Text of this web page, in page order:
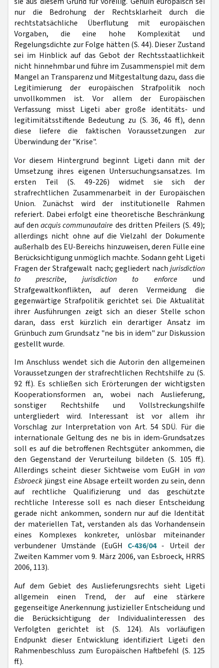
nur die Bedrohung der Rechtsklarheit durch die
rechtstatsächliche Überflutung mit europäischen
Vorgaben, die eine hohe Komplexität und
Regelungsdichte zur Folge hätten (S. 44). Dieser Zustand
sei im Hinblick auf das Gebot der Rechtsstaatlichkeit
nicht hinnehmbar und führe im Zusammenspiel mit dem
Mangel an Transparenz und Mitgestaltung dazu, dass die
Legitimierung der europäischen Strafpolitik noch
unvollkommen ist. Vor allem der Europäischen
Verfassung misst Ligeti aber große identitäts- und
legitimitätsstiftende Bedeutung zu (S. 36, 46 ff.), denn
diese liefere die faktischen Voraussetzungen zur
Überwindung der "Krise".
Vor diesem Hintergrund beginnt Ligeti dann mit der
Umsetzung ihres eigenen Untersuchungsansatzes. Im
ersten Teil (S. 49-226) widmet sie sich der
strafrechtlichen Zusammenarbeit in der Europäischen
Union. Zunächst wird der institutionelle Rahmen
referiert. Dabei erfolgt eine theoretische Beschränkung
auf denacquis communautaire des dritten Pfeilers (S. 49);
allerdings nicht ohne auf die Vielzahl der Dokumente
außerhalb des EU-Bereichs hinzuweisen, deren Fülle eine
Berücksichtigung unmöglich machte. Sodann geht Ligeti
Fragen der Strafgewalt nach; gegliedert nach jurisdiction
to prescribe, jurisdiction to enforce und
Strafgewaltkonflikten, auf deren Vermeidung die
gegenwärtige Strafpolitik gerichtet sei. Die Aktualität
ihrer Ausführungen zeigt sich an dieser Stelle schon
daran, dass erst kürzlich ein derartiger Ansatz im
Grünbuch zum Grundsatz "ne bis in idem" zur Diskussion
gestellt wurde.
Im Anschluss wendet sich die Autorin den allgemeinen
Voraussetzungen der strafrechtlichen Rechtshilfe zu (S.
92 ff.). Es schließen sich Erörterungen der wichtigsten
Kooperationsformen an, wobei nach Auslieferung,
sonstiger Rechtshilfe und Vollstreckungshilfe
untergliedert wird. Interessant ist vor allem ihr
Vorschlag zur Interpretation von Art. 54 SDÜ. Für die
internationale Geltung des ne bis in idem-Grundsatzes
soll es auf die betroffenen Rechtsgüter ankommen, die
den Gegenstand der Verurteilung bildeten (S. 105 ff.).
Allerdings scheint dieser Sichtweise vom EuGH in van
Esbroeck jüngst eine Absage erteilt worden zu sein, denn
auf rechtliche Qualifizierung und das geschützte
rechtliche Interesse soll es nach dieser Entscheidung
gerade nicht ankommen, sondern nur auf die Identität
der materiellen Tat, verstanden als das Vorhandensein
eines Komplexes konkreter, unlösbar miteinander
verbundener Umstände (EuGH C-436/04- Urteil der
Zweiten Kammer vom 9. März 2006, van Esbroeck, HRRS
2006, 113).
Auf dem Gebiet des Auslieferungsrechts sieht Ligeti
allgemein einen Trend, der auf eine stärkere
gegenseitige Anerkennung justizieller Entscheidung und
die Berücksichtigung der Individualinteressen des
Verfolgten gerichtet ist (S. 124). Als vorläufigen
Endpunkt dieser Entwicklung identifiziert Ligeti den
Rahmenbeschluss zum Europäischen Haftbefehl (S. 125
ff.).